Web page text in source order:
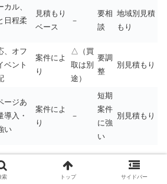
ル、
日程柔
見積もり
ベース
－
要相
談
地域別見積
もり
、オフ
ベント
案件によ
り
△（買
取は別
途）
要調
整
別見積もり
ージあ
導入・
い
案件によ
り
－
短期
案件
に強
い
別見積もり
文画面・FAQで必ずご確認くださ
索 トップ サイドバー